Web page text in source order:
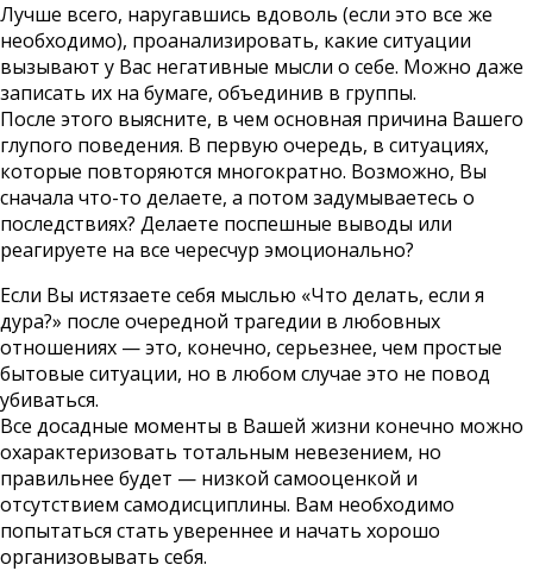
Лучше всего, наругавшись вдоволь (если это все же
необходимо), проанализировать, какие ситуации
вызывают у Вас негативные мысли о себе. Можно даже
записать их на бумаге, объединив в группы.
После этого выясните, в чем основная причина Вашего
глупого поведения. В первую очередь, в ситуациях,
которые повторяются многократно. Возможно, Вы
сначала что-то делаете, а потом задумываетесь о
последствиях? Делаете поспешные выводы или
реагируете на все чересчур эмоционально?
Если Вы истязаете себя мыслью «Что делать, если я
дура?» после очередной трагедии в любовных
отношениях — это, конечно, серьезнее, чем простые
бытовые ситуации, но в любом случае это не повод
убиваться.
Все досадные моменты в Вашей жизни конечно можно
охарактеризовать тотальным невезением, но
правильнее будет — низкой самооценкой и
отсутствием самодисциплины. Вам необходимо
попытаться стать увереннее и начать хорошо
организовывать себя.